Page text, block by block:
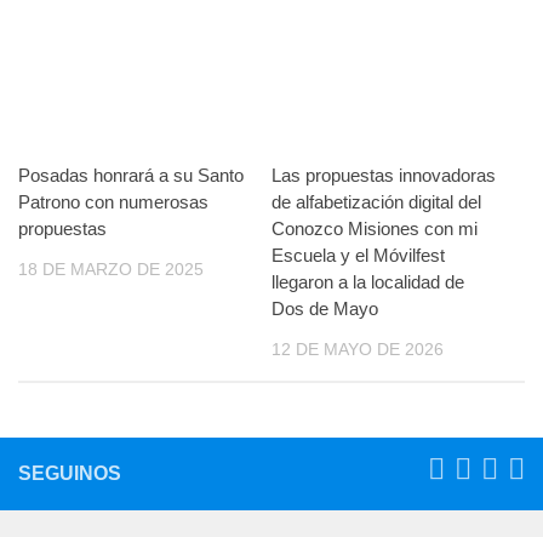
Posadas honrará a su Santo
Patrono con numerosas
propuestas
18 DE MARZO DE 2025
Las propuestas innovadoras
de alfabetización digital del
Conozco Misiones con mi
Escuela y el Móvilfest
llegaron a la localidad de
Dos de Mayo
12 DE MAYO DE 2026
SEGUINOS